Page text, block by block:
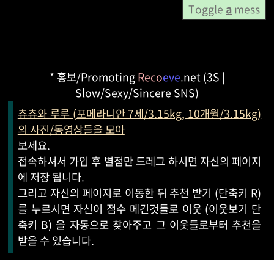
Toggle amess
* 홍보/PromotingRecoeve.net (3S |
Slow/Sexy/Sincere SNS)
츄츄와 루루 (포메라니안 7세/3.15kg, 10개월/3.15kg)
의 사진/동영상들을 모아
보세요.
접속하셔서 가입 후 별점만 드레그 하시면 자신의 페이지
에 저장 됩니다.
그리고 자신의 페이지로 이동한 뒤 추천 받기 (단축키 R)
를 누르시면 자신이 점수 메긴것들로 이웃 (이웃보기 단
축키 B) 을 자동으로 찾아주고 그 이웃들로부터 추천을
받을 수 있습니다.